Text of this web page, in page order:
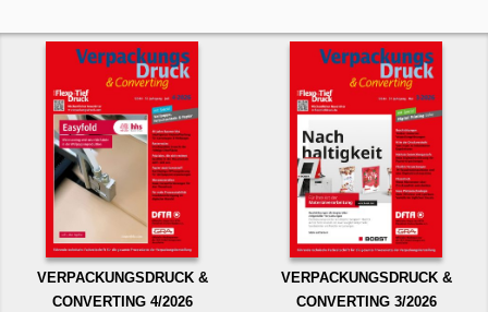
VERPACKUNGSDRUCK &
CONVERTING 4/2026
VERPACKUNGSDRUCK &
CONVERTING 3/2026